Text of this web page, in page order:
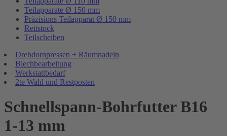
Teilapparate Ø 150 mm
Präzisions Teilapparat Ø 150 mm
Reitstock
Teilscheiben
Drehdornpressen + Räumnadeln
Blechbearbeitung
Werkstattbedarf
2te Wahl und Restposten
Schnellspann-Bohrfutter B16
1-13 mm